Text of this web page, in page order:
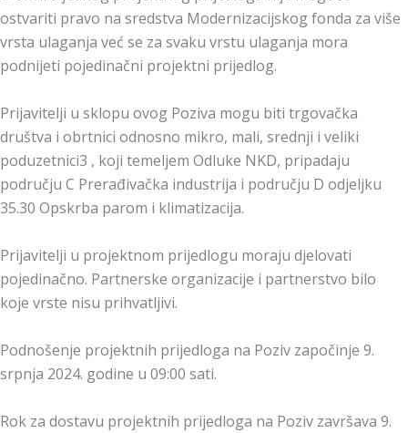
ostvariti pravo na sredstva Modernizacijskog fonda za više
vrsta ulaganja već se za svaku vrstu ulaganja mora
podnijeti pojedinačni projektni prijedlog.
Prijavitelji u sklopu ovog Poziva mogu biti trgovačka
društva i obrtnici odnosno mikro, mali, srednji i veliki
poduzetnici3 , koji temeljem Odluke NKD, pripadaju
području C Prerađivačka industrija i području D odjeljku
35.30 Opskrba parom i klimatizacija.
Prijavitelji u projektnom prijedlogu moraju djelovati
pojedinačno. Partnerske organizacije i partnerstvo bilo
koje vrste nisu prihvatljivi.
Podnošenje projektnih prijedloga na Poziv započinje 9.
srpnja 2024. godine u 09:00 sati.
Rok za dostavu projektnih prijedloga na Poziv završava 9.